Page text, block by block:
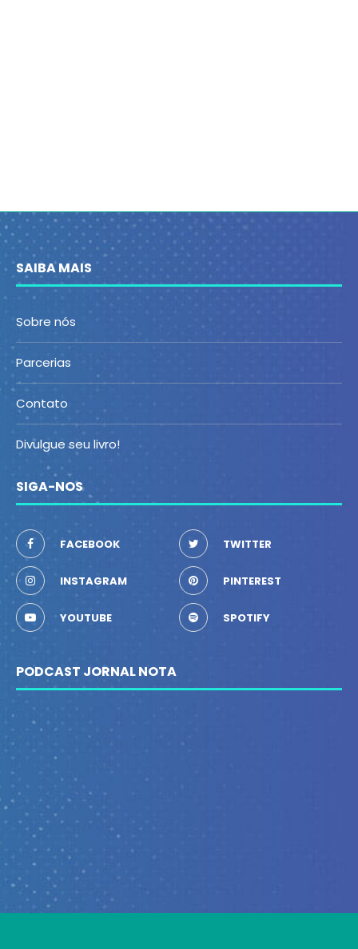
SAIBA MAIS
Sobre nós
Parcerias
Contato
Divulgue seu livro!
SIGA-NOS
FACEBOOK TWITTER
INSTAGRAM PINTEREST
YOUTUBE SPOTIFY
PODCAST JORNAL NOTA